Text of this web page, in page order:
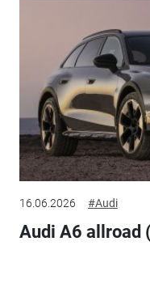
16.06.2026 #Audi
Audi A6 allroad